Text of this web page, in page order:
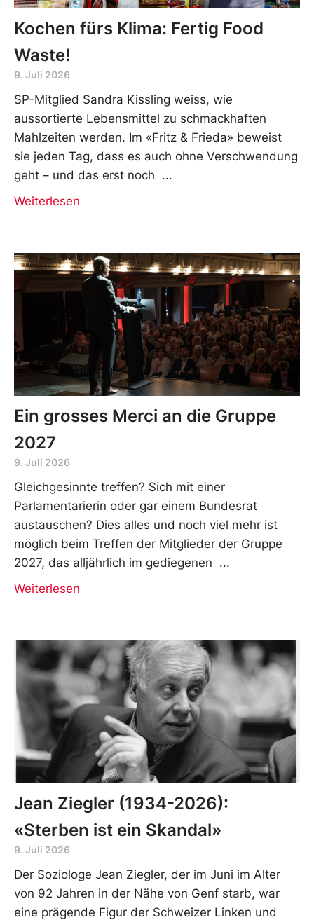
Kochen fürs Klima: Fertig Food
Waste!
9. Juli 2026
SP-Mitglied Sandra Kissling weiss, wie
aussortierte Lebensmittel zu schmackhaften
Mahlzeiten werden. Im «Fritz & Frieda» beweist
sie jeden Tag, dass es auch ohne Verschwendung
geht – und das erst noch
Weiterlesen
Ein grosses Merci an die Gruppe
2027
9. Juli 2026
Gleichgesinnte treffen? Sich mit einer
Parlamentarierin oder gar einem Bundesrat
austauschen? Dies alles und noch viel mehr ist
möglich beim Treffen der Mitglieder der Gruppe
2027, das alljährlich im gediegenen
Weiterlesen
Jean Ziegler (1934-2026):
«Sterben ist ein Skandal»
9. Juli 2026
Der Soziologe Jean Ziegler, der im Juni im Alter
von 92 Jahren in der Nähe von Genf starb, war
eine prägende Figur der Schweizer Linken und